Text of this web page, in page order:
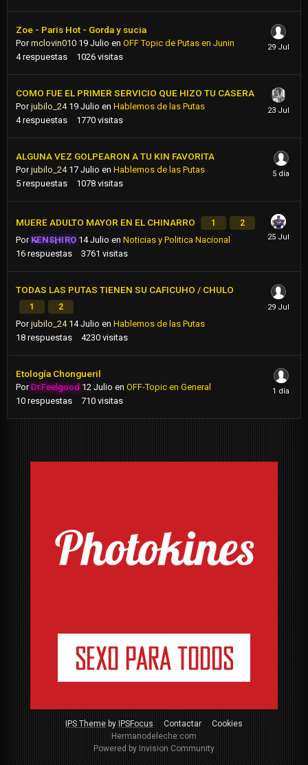
Zoe - Paris Hot - Gorda y sucia
Pormclovin010 19 Julio en OFF Topic de Putas en Junin
4 respuestas 1026 visitas
COMO FUE EL PRIMER SERVICIO QUE HIZO TU CASERA
Porjubilo_24 19 Julio en Hablemos de las Putas
4 respuestas 1770 visitas
ALGUNA VEZ GOLPEARON A TU KIN FAVORITA
Porjubilo_24 17 Julio en Hablemos de las Putas
5 respuestas 1078 visitas
MUERE ADULTO MAYOR EN EL CHINARRO 1 2
Por KENSHIRO 14 Julio enNoticias y Politica Nacional
16 respuestas 3761 visitas
TODAS LAS PUTAS TIENEN SU CAFICUHO / CHULO
1 2
Porjubilo_24 14 Julio en Hablemos de las Putas
18 respuestas 4230 visitas
Etología Chongueril
PorDr.Feelgood 12 Julio en OFF-Topic en General
10 respuestas 710 visitas
IPS ThemebyIPSFocus Contactar
Cookies
Hermanodeleche.com
Powered by Invision Community